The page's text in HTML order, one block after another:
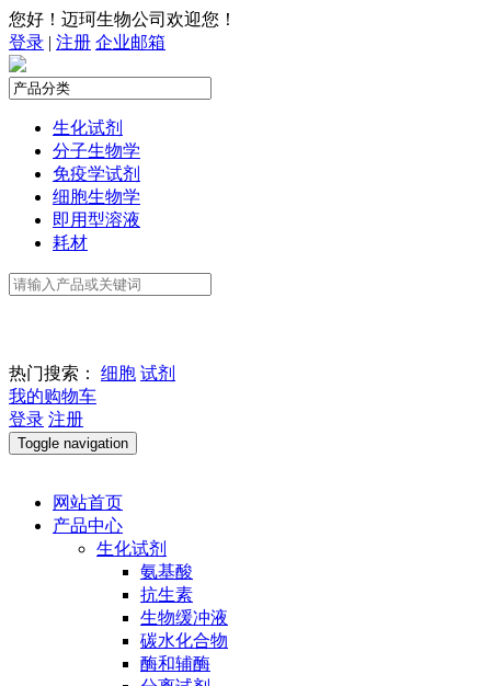
您好！迈珂生物公司欢迎您！
登录 | 注册 企业邮箱
生化试剂
分子生物学
免疫学试剂
细胞生物学
即用型溶液
耗材
热门搜索： 细胞 试剂
我的购物车
登录 注册
Toggle navigation
网站首页
产品中心
生化试剂
氨基酸
抗生素
生物缓冲液
碳水化合物
酶和辅酶